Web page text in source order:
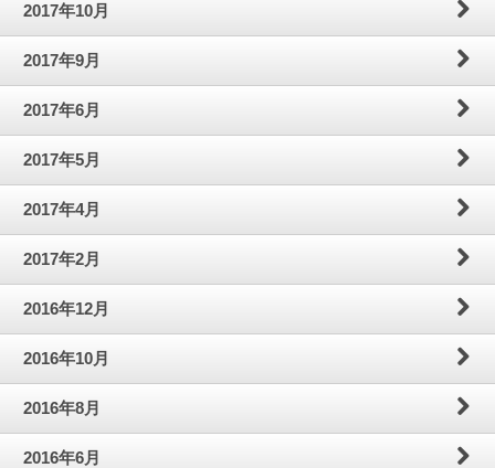
2017年10月
2017年9月
2017年6月
2017年5月
2017年4月
2017年2月
2016年12月
2016年10月
2016年8月
2016年6月